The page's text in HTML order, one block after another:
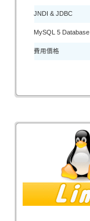
JNDI & JDBC
MySQL 5 Database
費用價格